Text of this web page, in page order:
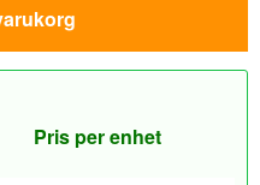
Pris per enhet